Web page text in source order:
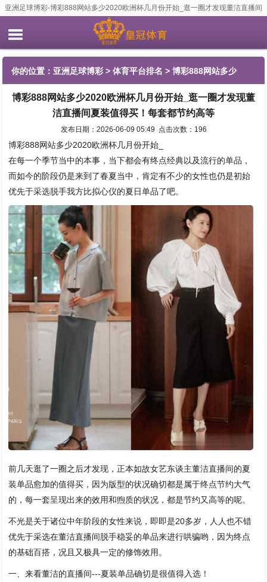
亚洲足球博彩-博彩888网站多少2020欧洲杯几月份开始_逛一圈才发现董洁直播间
夏装值得买！每套都节约高等
你的位置： 亚洲足球博彩 >体育平台排名 > 博彩888网站多少
2020欧洲杯几月份开始_逛一圈才发现董洁直播间夏装值得买！每
套都节约高等
博彩888网站多少2020欧洲杯几月份开始_逛一圈才发现董
洁直播间夏装值得买！每套都节约高等
发布日期：2026-06-09 05:49 点击次数：196
博彩888网站多少2020欧洲杯几月份开始_
在每一个季节当中的本事，当下都会有终点经典以及流行的单品，
而如今的阶段仍是来到了春夏当中，肯定有不少的女性也仍是初始
优先于采选脱手我方比拟心仪的夏日单品了吧。
前几天逛了一圈之后才发现，正本如故女艺东谈主董洁直播间的夏
装单品愈加的值得买，因为版型的状况确切都是属于终点节约大气
的，每一套呈现出来的效用和煦质的状况，都是节约又高等的呢。
不光是关于诸位中年阶段的女性来说，即即是20多岁，人人也不错
优先于采选在董洁直播间脱手稳妥的单品来进行哄骗哟，因为终点
的基础百搭，况且又极具一定的修饰效用。
一、来看董洁的直播间---夏装单品确切是很值得入选！